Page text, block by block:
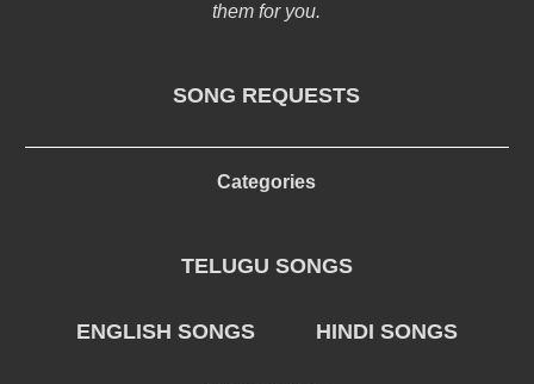
them for you.
SONG REQUESTS
Categories
TELUGU SONGS
ENGLISH SONGS HINDI SONGS